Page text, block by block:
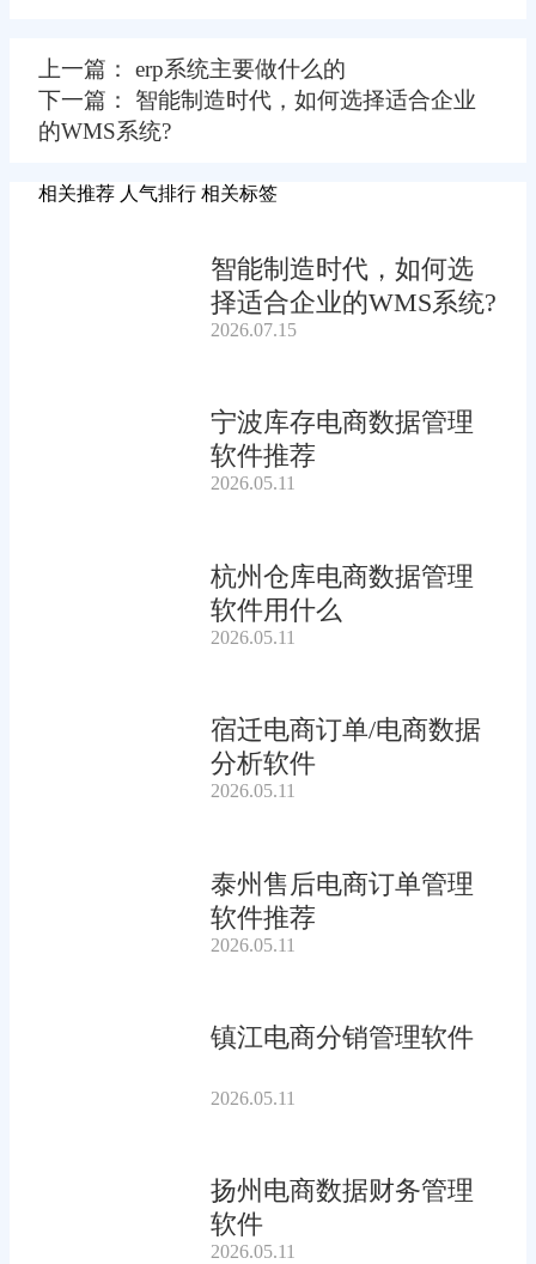
上一篇： erp系统主要做什么的
下一篇： 智能制造时代，如何选择适合企业
的WMS系统?
相关推荐 人气排行 相关标签
智能制造时代，如何选
择适合企业的WMS系统?
2026.07.15
宁波库存电商数据管理
软件推荐
2026.05.11
杭州仓库电商数据管理
软件用什么
2026.05.11
宿迁电商订单/电商数据
分析软件
2026.05.11
泰州售后电商订单管理
软件推荐
2026.05.11
镇江电商分销管理软件
2026.05.11
扬州电商数据财务管理
软件
2026.05.11